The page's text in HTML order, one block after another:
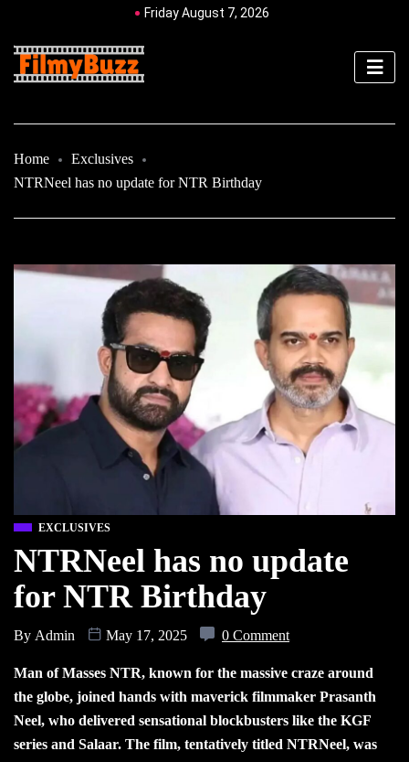
Friday August 7, 2026
Home
Exclusives
NTRNeel has no update for NTR Birthday
EXCLUSIVES
NTRNeel has no update
for NTR Birthday
By Admin May 17, 2025 0 Comment
Man of Masses NTR, known for the massive craze around
the globe, joined hands with maverick filmmaker Prasanth
Neel, who delivered sensational blockbusters like the KGF
series and Salaar. The film, tentatively titled NTRNeel, was